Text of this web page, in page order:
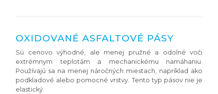
OXIDOVANÉ ASFALTOVÉ PÁSY
Sú cenovo výhodné, ale menej pružné a odolné voči
extrémnym teplotám a mechanickému namáhaniu.
Používajú sa na menej náročných miestach, napríklad ako
podkladové alebo pomocné vrstvy. Tento typ pásov nie je
elastický.